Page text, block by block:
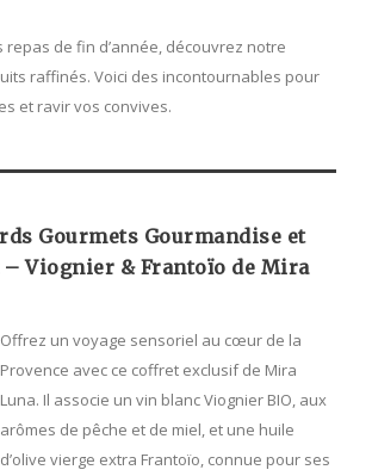
repas de fin d’année, découvrez notre
raffinés. Voici des incontournables pour
et ravir vos convives.
Gourmets Gourmandise et
Viognier & Frantoïo de Mira
Offrez un voyage sensoriel au cœur de la
Provence avec ce coffret exclusif de Mira
Luna. Il associe un vin blanc Viognier BIO, aux
arômes de pêche et de miel, et une huile
d’olive vierge extra Frantoïo, connue pour ses